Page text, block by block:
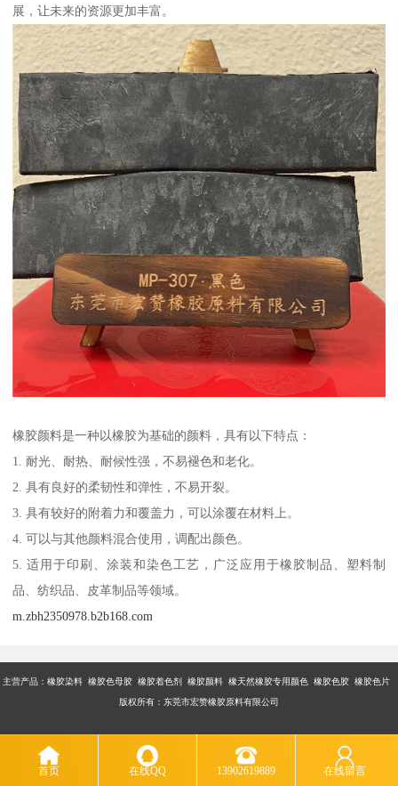
展，让未来的资源更加丰富。
橡胶颜料是一种以橡胶为基础的颜料，具有以下特点：
1. 耐光、耐热、耐候性强，不易褪色和老化。
2. 具有良好的柔韧性和弹性，不易开裂。
3. 具有较好的附着力和覆盖力，可以涂覆在材料上。
4. 可以与其他颜料混合使用，调配出颜色。
5. 适用于印刷、涂装和染色工艺，广泛应用于橡胶制品、塑料制
品、纺织品、皮革制品等领域。
m.zbh2350978.b2b168.com
主营产品：橡胶染料 橡胶色母胶 橡胶着色剂 橡胶颜料 橡天然橡胶专用颜色 橡胶色胶 橡胶色片
版权所有：东莞市宏赞橡胶原料有限公司
首页 在线QQ 13902619889 在线留言